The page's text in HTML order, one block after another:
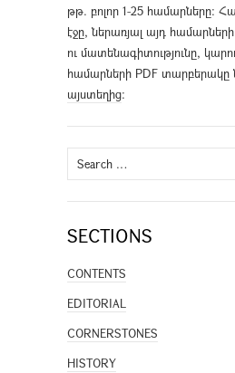
թթ. բոլոր 1-25
էջը, ներառյալ այդ
ու մատենագիտությունը, կարող
համարների PDF տարբերակը
այստեղից։
Search
for:
SECTIONS
CONTENTS
EDITORIAL
CORNERSTONES
HISTORY